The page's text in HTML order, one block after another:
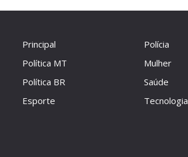
Principal
Política MT
Política BR
Esporte
Polícia
Mulher
Saúde
Tecnologia